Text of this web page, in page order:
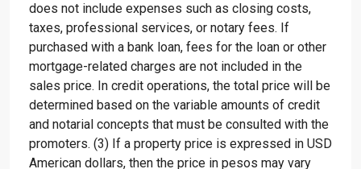
does not include expenses such as closing costs,
taxes, professional services, or notary fees. If
purchased with a bank loan, fees for the loan or other
mortgage-related charges are not included in the
sales price. In credit operations, the total price will be
determined based on the variable amounts of credit
and notarial concepts that must be consulted with the
promoters. (3) If a property price is expressed in USD
American dollars, then the price in pesos may vary